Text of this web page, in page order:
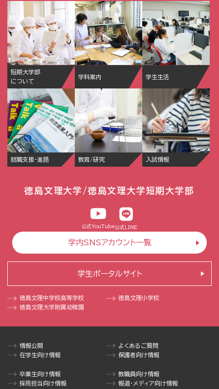
短期大学部
について
学科案内 学生生活
就職支援・進路 教育/研究 入試情報
徳島文理大学/徳島文理大学短期大学部
公式YouTube公式LINE
学内SNSアカウント一覧
徳島文理中学校高等学校
徳島文理小学校
徳島文理大学附属幼稚園
学生ポータルサイト
情報公開
よくあるご質問
在学生向け情報
保護者向け情報
卒業生向け情報
教職員向け情報
採用担当向け情報
報道・メディア向け情報